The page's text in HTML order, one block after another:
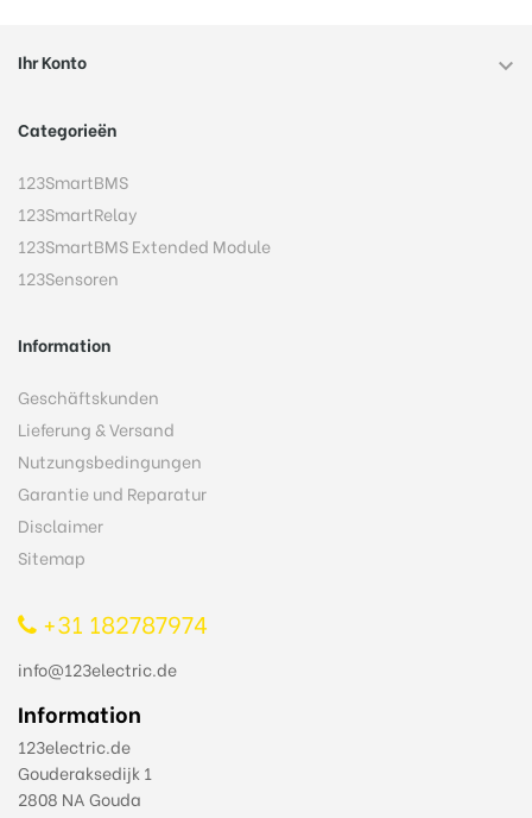
Ihr Konto 
Categorieën
123SmartBMS
123SmartRelay
123SmartBMS Extended Module
123Sensoren
Information
Geschäftskunden
Lieferung & Versand
Nutzungsbedingungen
Garantie und Reparatur
Disclaimer
Sitemap
+31 182787974
info@123electric.de
Information
123electric.de
Gouderaksedijk 1
2808 NA Gouda